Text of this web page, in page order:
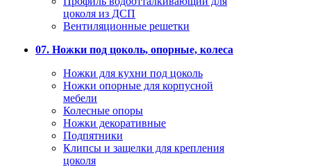
цоколя из ДСП
Вентиляционные решетки
07. Ножки под цоколь, опорные, колеса
Ножки для кухни под цоколь
Ножки опорные для корпусной
мебели
Колесные опоры
Ножки декоративные
Подпятники
Клипсы и защелки для крепления
цоколя